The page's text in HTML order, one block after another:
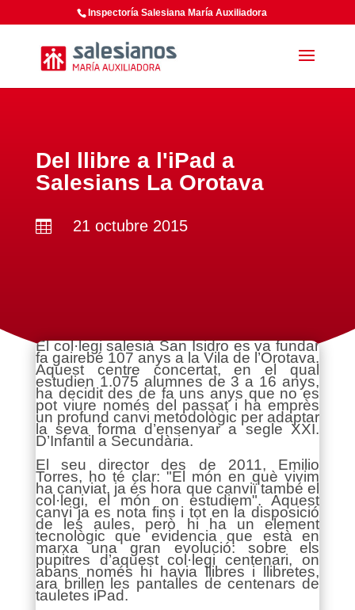
Inspectoría Salesiana María Auxiliadora
Del llibre a l'iPad a
Salesians La Orotava
 21 octubre 2015
El col·legi salesià San Isidro es va fundar
fa gairebé 107 anys a la Vila de l’Orotava.
Aquest centre concertat, en el qual
estudien 1.075 alumnes de 3 a 16 anys,
ha decidit des de fa uns anys que no es
pot viure només del passat i ha emprès
un profund canvi metodològic per adaptar
la seva forma d’ensenyar a segle XXI.
D’Infantil a Secundària.
El seu director des de 2011, Emilio
Torres, ho té clar: "El món en què vivim
ha canviat, ja és hora que canviï també el
col·legi, el món on estudiem". Aquest
canvi ja es nota fins i tot en la disposició
de les aules, però hi ha un element
tecnològic que evidencia que està en
marxa una gran evolució: sobre els
pupitres d’aquest col·legi centenari, on
abans només hi havia llibres i llibretes,
ara brillen les pantalles de centenars de
tauletes iPad.